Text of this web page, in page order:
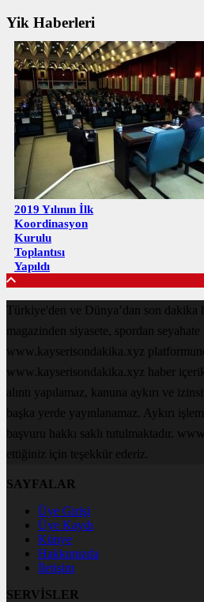
Yik Haberleri
2019 Yılının İlk
Koordinasyon
Kurulu
Toplantısı
Yapıldı
Türkiye'den ve Dünya’dan son dakika
magazinden siyasete, spordan
www.kayserisondakika.xyz
www.kayserisondakika.xyz haber
alıntı yapılamaz, kanuna aykırı ve
başka yerde yayınlanamaz. Aykırı
başvuru hakkı saklı tutulmaktadır.
ettiğiniz için teşekkür ederiz.
SAYFALAR
Üye Girişi
Üye Kaydı
Künye
Hakkımızda
İletişim
SERVİSLER